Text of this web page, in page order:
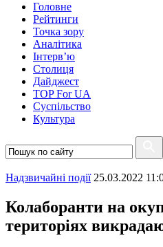
Головне
Рейтинги
Точка зору
Аналітика
Інтерв’ю
Столиця
Дайджест
TOP For UA
Суспiльство
Культура
Надзвичайні події 25.03.2022
Колаборанти на
територіях